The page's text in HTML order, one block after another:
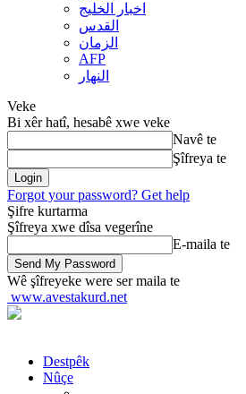
اخبار الخلیج
القدس
الزمان
AFP
النهار
Veke
Bi xêr hatî, hesabê xwe veke
Navê te
Şîfreya te
Forgot your password? Get help
Şifre kurtarma
Şîfreya xwe dîsa vegerîne
E-maila te
Wê şîfreyeke were ser maila te
www.avestakurd.net
Destpêk
Nûçe